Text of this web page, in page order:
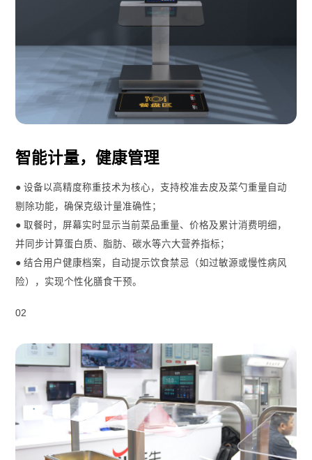
智能计量，健康管理
● 设备以高精度称重技术为核心，支持校准去皮及菜勺重量自动
剔除功能，确保克级计量准确性；
● 取餐时，屏幕实时显示当前菜品重量、价格及累计消费明细，
并同步计算蛋白质、脂肪、碳水等六大营养指标；
● 结合用户健康档案，自动提示饮食禁忌（如过敏源或慢性病风
险），实现个性化膳食干预。
02